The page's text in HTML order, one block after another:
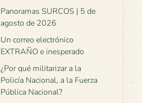
Panoramas SURCOS | 5 de
agosto de 2026
Un correo electrónico
EXTRAÑO e inesperado
¿Por qué militarizar a la
Policía Nacional, a la Fuerza
Pública Nacional?